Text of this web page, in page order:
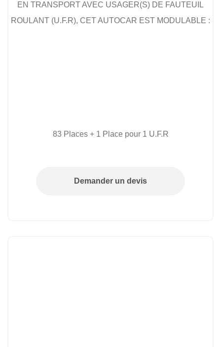
EN TRANSPORT AVEC USAGER(S) DE FAUTEUIL
ROULANT (U.F.R), CET AUTOCAR EST MODULABLE :
83 Places + 1 Place pour 1 U.F.R
Demander un devis